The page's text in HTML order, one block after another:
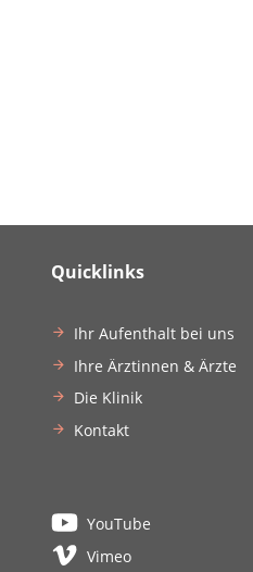
Quicklinks
Ihr Aufenthalt bei uns
Ihre Ärztinnen & Ärzte
Die Klinik
Kontakt
YouTube
Vimeo